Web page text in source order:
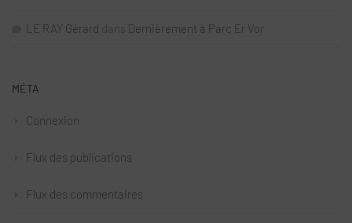
LE RAY Gérard dans Dernièrement à Parc Er Vor
MÉTA
Connexion
Flux des publications
Flux des commentaires